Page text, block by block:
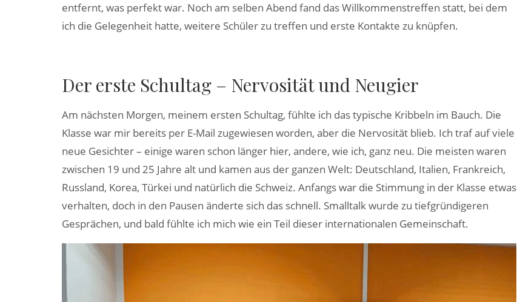
entfernt, was perfekt war. Noch am selben Abend fand das Willkommenstreffen statt, bei dem
ich die Gelegenheit hatte, weitere Schüler zu treffen und erste Kontakte zu knüpfen.
Der erste Schultag – Nervosität und Neugier
Am nächsten Morgen, meinem ersten Schultag, fühlte ich das typische Kribbeln im Bauch. Die
Klasse war mir bereits per E-Mail zugewiesen worden, aber die Nervosität blieb. Ich traf auf viele
neue Gesichter – einige waren schon länger hier, andere, wie ich, ganz neu. Die meisten waren
zwischen 19 und 25 Jahre alt und kamen aus der ganzen Welt: Deutschland, Italien, Frankreich,
Russland, Korea, Türkei und natürlich die Schweiz. Anfangs war die Stimmung in der Klasse etwas
verhalten, doch in den Pausen änderte sich das schnell. Smalltalk wurde zu tiefgründigeren
Gesprächen, und bald fühlte ich mich wie ein Teil dieser internationalen Gemeinschaft.